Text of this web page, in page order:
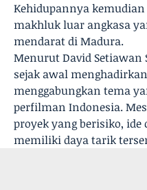
Kehidupannya
makhluk luar angkasa
mendarat di Madura.
Menurut David
sejak awal
menggabungkan tema
perfilman Indonesia.
proyek yang berisiko,
memiliki daya tarik